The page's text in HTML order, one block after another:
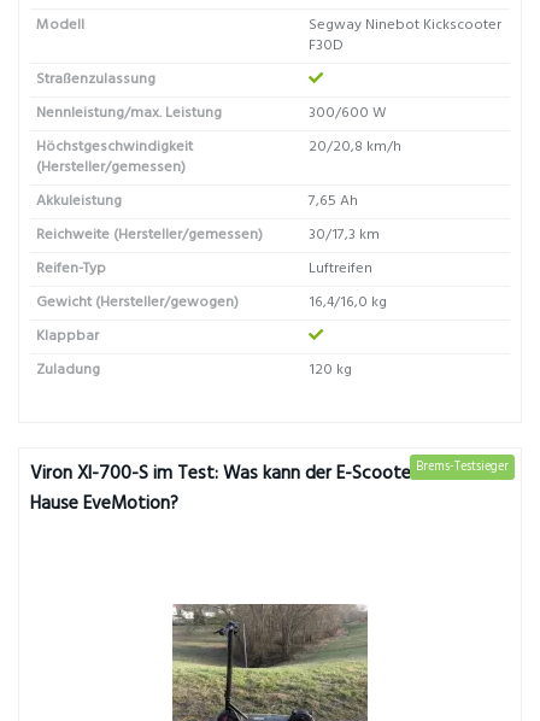
Modell
Segway Ninebot Kickscooter
F30D
Straßenzulassung
Nennleistung/max. Leistung
300/600 W
Höchstgeschwindigkeit
(Hersteller/gemessen)
20/20,8 km/h
Akkuleistung
7,65 Ah
Reichweite (Hersteller/gemessen)
30/17,3 km
Reifen-Typ
Luftreifen
Gewicht (Hersteller/gewogen)
16,4/16,0 kg
Klappbar
Zuladung
120 kg
Brems-Testsieger
Viron XI-700-S im Test: Was kann der E-Scooter aus dem
Hause EveMotion?